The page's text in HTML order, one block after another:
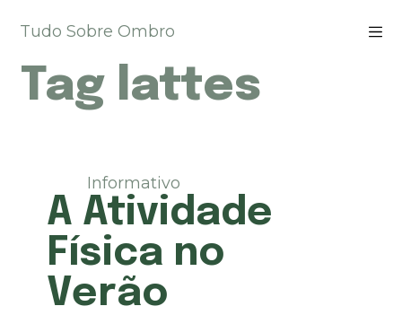
u
a
Tudo Sobre Ombro
Tag lattes
Informativo
A Atividade
Física no
Verão